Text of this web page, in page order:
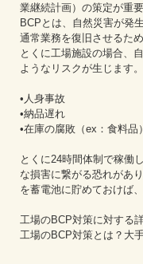
業継続計画）の策定が重
BCPとは、自然災害が発
通常業務を復旧させるた
とくに工場施設の場合、
ようなリスクが生じます。
•人身事故
•納品遅れ
•在庫の腐敗（ex：食料品）
とくに24時間体制で稼働
な損害に繋がる恐れがあ
を蓄電池に貯めておけば
工場のBCP対策に対する
工場のBCP対策とは？大